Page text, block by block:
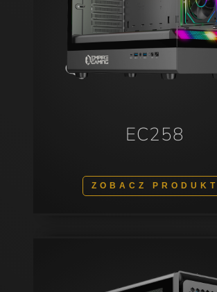
EC258
ZOBACZ PRODUKT